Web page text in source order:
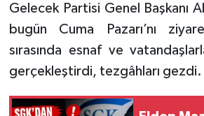
Gelecek Partisi Genel Başkanı
bugün Cuma Pazarı’nı
sırasında esnaf ve
gerçekleştirdi, tezgâhları gezdi.
Spor
Tarihi Yapılarımız